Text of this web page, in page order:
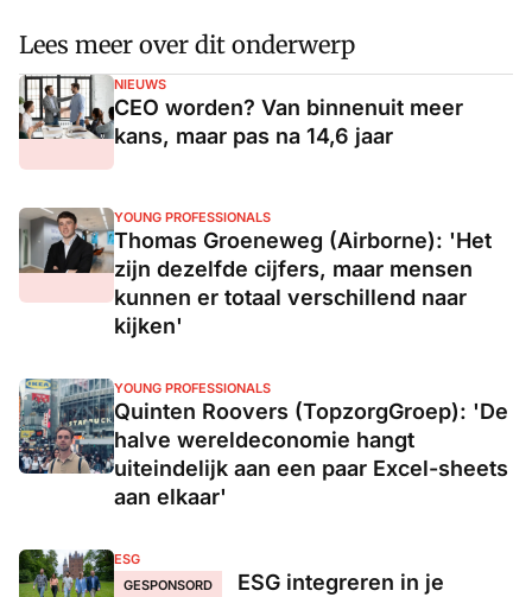
Lees meer over dit onderwerp
NIEUWS
CEO worden? Van binnenuit meer
kans, maar pas na 14,6 jaar
YOUNG PROFESSIONALS
Thomas Groeneweg (Airborne): 'Het
zijn dezelfde cijfers, maar mensen
kunnen er totaal verschillend naar
kijken'
YOUNG PROFESSIONALS
Quinten Roovers (TopzorgGroep): 'De
halve wereldeconomie hangt
uiteindelijk aan een paar Excel-sheets
aan elkaar'
ESG
GESPONSORD
ESG integreren in je